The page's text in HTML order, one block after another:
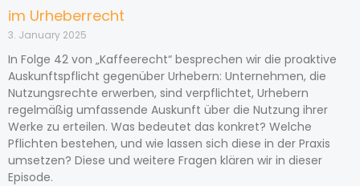
im Urheberrecht
3. January 2025
In Folge 42 von „Kaffeerecht“ besprechen wir die proaktive
Auskunftspflicht gegenüber Urhebern: Unternehmen, die
Nutzungsrechte erwerben, sind verpflichtet, Urhebern
regelmäßig umfassende Auskunft über die Nutzung ihrer
Werke zu erteilen. Was bedeutet das konkret? Welche
Pflichten bestehen, und wie lassen sich diese in der Praxis
umsetzen? Diese und weitere Fragen klären wir in dieser
Episode.